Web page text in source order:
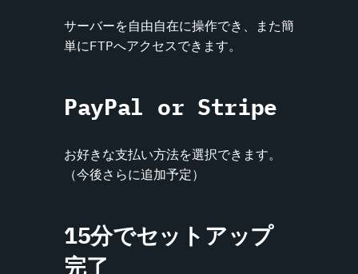
サーバーを自由自在に操作でき、また簡
単にFTPへアクセスできます。
PayPal or Stripe
お好きな支払い方法を選択できます。
（今後さらに追加予定）
15分でセットアップ
完了